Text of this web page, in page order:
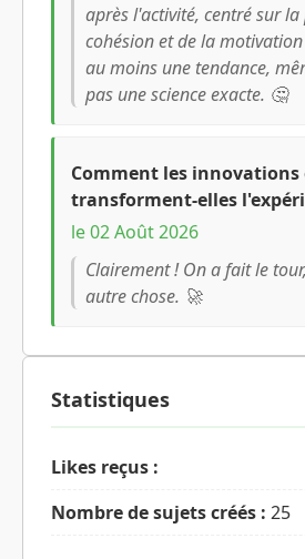
après l'activité, centré sur
cohésion et de la
au moins une tendance,
pas une science exacte. 🤔
Comment les
transforment-elles
le 02 Août 2026
Clairement ! On a fait le
autre chose. 🚀
Statistiques
Likes reçus :
Nombre de sujets créés : 25